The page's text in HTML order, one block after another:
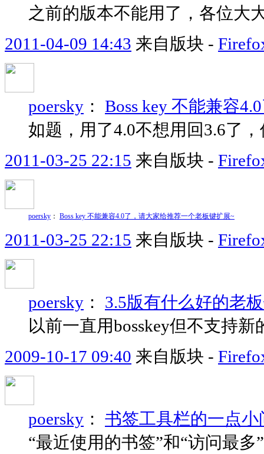
之前的版本不能用了，各位大
2011-04-09 14:43 来自版块 -
poersky ： Boss key 不能兼容
如题，用了4.0不想用回3.6了
2011-03-25 22:15 来自版块 -
poersky ： Boss key 不能兼容4.0了，请大家给推荐一个老板键扩展~
2011-03-25 22:15 来自版块 -
poersky ： 3.5版有什么好的老
以前一直用bosskey但不支持
2009-10-17 09:40 来自版块 -
poersky ： 书签工具栏的一点小
“最近使用的书签”和“访问最